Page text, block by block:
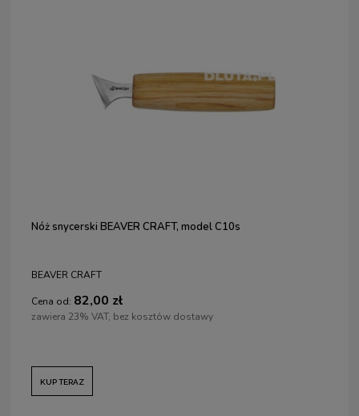
Nóż snycerski BEAVER CRAFT, model C10s
BEAVER CRAFT
Cena od: 82,00 zł
zawiera 23% VAT, bez kosztów dostawy
KUP TERAZ